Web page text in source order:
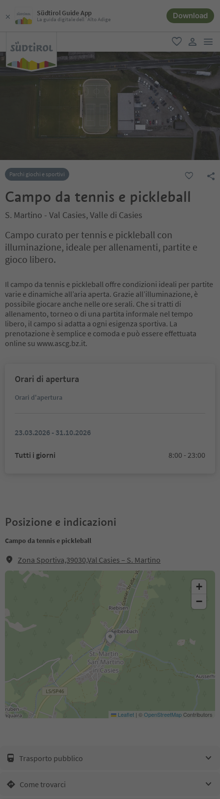
Südtirol Guide App
La guida digitale dell´Alto Adige Download
favoriti
user link
Parchi giochi e sportivi
Campo da tennis e pickleball
S. Martino - Val Casies, Valle di Casies
Campo curato per tennis e pickleball con
illuminazione, ideale per allenamenti, partite e
gioco libero.
Il campo da tennis e pickleball offre condizioni ideali per partite
varie e dinamiche all’aria aperta. Grazie all’illuminazione, è
possibile giocare anche nelle ore serali. Che si tratti di
allenamento, torneo o di una partita informale nel tempo
libero, il campo si adatta a ogni esigenza sportiva. La
prenotazione è semplice e comoda e può essere effettuata
online su www.ascg.bz.it.
Orari di apertura
Orari d'apertura
23.03.2026 - 31.10.2026
Tutti i giorni 8:00 - 23:00
Posizione e indicazioni
Campo da tennis e pickleball
Zona Sportiva,39030,Val Casies – S. Martino
+
−
Leaflet | ©OpenStreetMapContributors
Trasporto pubblico
Come trovarci